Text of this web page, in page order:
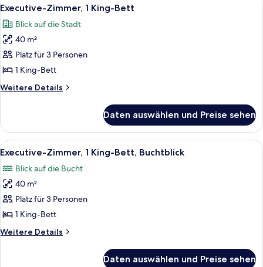
Bett,
Fotos
für
Executive-
Zimmer,
1 King-
Bett
anzeigen
5
Executive-Zimmer, 1 King-Bett
Blick auf die Stadt
40 m²
Platz für 3 Personen
1 King-Bett
Weitere Details
Weitere
Zimmer,
1 King-
Bett
Daten auswählen und Preise sehen
Alle
Fotos
für
Executive-
Zimmer,
1 King-
Bett,
Buchtblick
Ein modernes Hotelzimmer mit
4
Executive-Zimmer, 1 King-Bett, Buchtblick
Blick auf die Bucht
40 m²
Platz für 3 Personen
1 King-Bett
Weitere Details
Weitere
Daten auswählen und Preise sehen